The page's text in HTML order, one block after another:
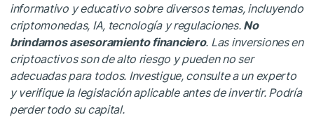
informativo y educativo sobre diversos temas, incluyendo
criptomonedas, IA, tecnología y regulaciones. No
brindamos asesoramiento financiero. Las inversiones en
criptoactivos son de alto riesgo y pueden no ser
adecuadas para todos. Investigue, consulte a un experto
y verifique la legislación aplicable antes de invertir. Podría
perder todo su capital.